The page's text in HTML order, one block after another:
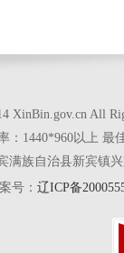
XinBin.gov.cn All
：1440*960以上 最
族自治县新宾镇
号： 辽ICP备